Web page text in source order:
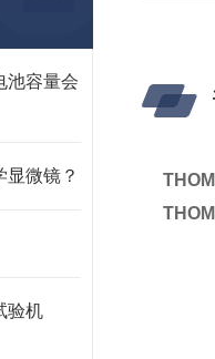
池容量会
显微镜？
验机